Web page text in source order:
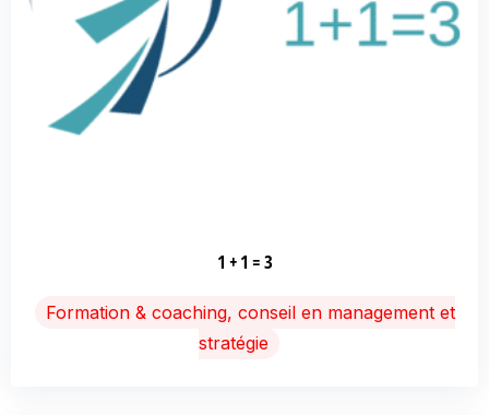
1 + 1 = 3
Formation & coaching, conseil en management et
stratégie